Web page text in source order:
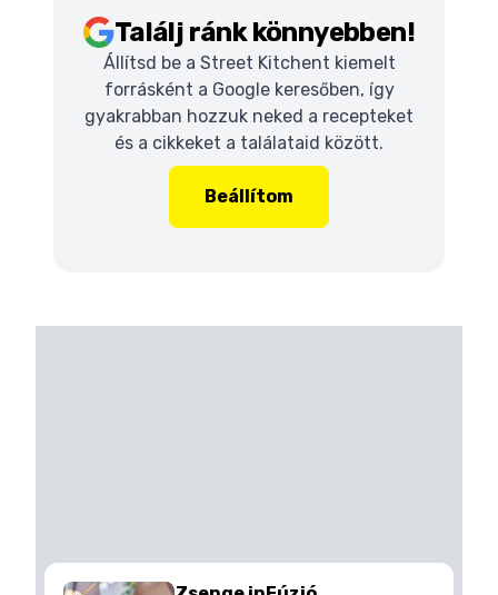
Találj ránk könnyebben!
Állítsd be a Street Kitchent kiemelt
forrásként a Google keresőben, így
gyakrabban hozzuk neked a recepteket
és a cikkeket a találataid között.
Beállítom